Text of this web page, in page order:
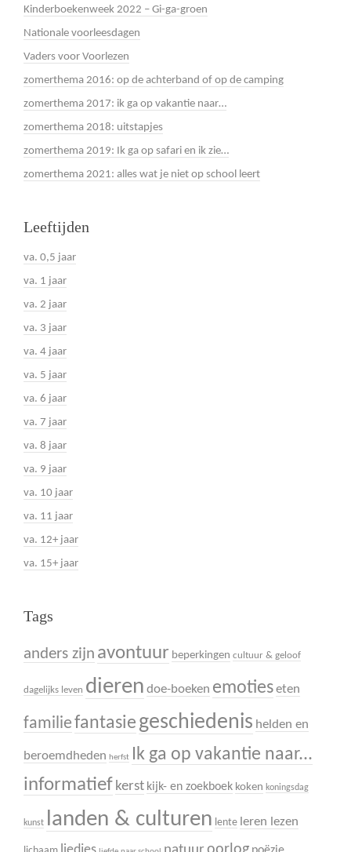
Kinderboekenweek 2022 – Gi-ga-groen
Nationale voorleesdagen
Vaders voor Voorlezen
zomerthema 2016: op de achterband of op de camping
zomerthema 2017: ik ga op vakantie naar…
zomerthema 2018: uitstapjes
zomerthema 2019: Ik ga op safari en ik zie…
zomerthema 2021: alles wat je niet op school leert
Leeftijden
va. 0,5 jaar
va. 1 jaar
va. 2 jaar
va. 3 jaar
va. 4 jaar
va. 5 jaar
va. 6 jaar
va. 7 jaar
va. 8 jaar
va. 9 jaar
va. 10 jaar
va. 11 jaar
va. 12+ jaar
va. 15+ jaar
Tags
anders zijn avontuur beperkingen cultuur & geloof
dagelijks leven dieren doe-boeken emotieseten
familiefantasie geschiedenis helden en
beroemdheden herfst Ik ga op vakantie naar...
informatief kerst kijk- en zoekboek koken koningsdag
kunst landen & culturen lente leren lezen